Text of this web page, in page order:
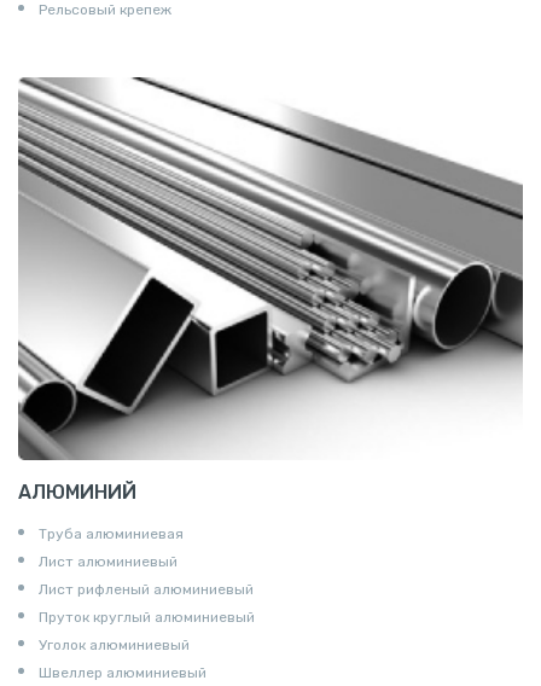
Рельсовый крепеж
АЛЮМИНИЙ
Труба алюминиевая
Лист алюминиевый
Лист рифленый алюминиевый
Пруток круглый алюминиевый
Уголок алюминиевый
Швеллер алюминиевый